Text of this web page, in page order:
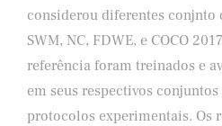
considerou diferentes conjnto
SWM, NC, FDWE, e COCO
referência foram treinados e
em seus respectivos
protocolos experimentais. Os